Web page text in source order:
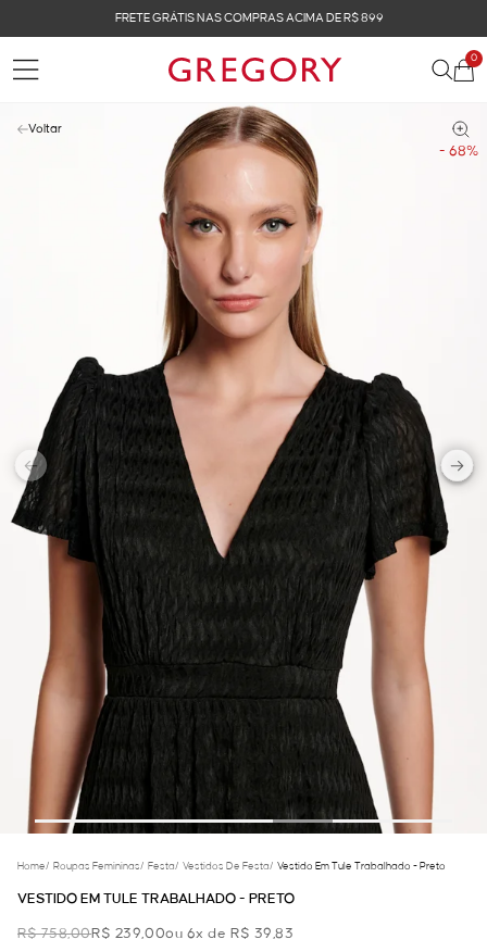
FRETE GRÁTIS NAS COMPRAS ACIMA DE R$ 899
0
- 68%
Voltar
Home/ Roupas Femininas/ Festa/ Vestidos De Festa/ Vestido Em Tule Trabalhado - Preto
VESTIDO EM TULE TRABALHADO - PRETO
R$ 758,00R$ 239,00ou 6x de R$ 39,83